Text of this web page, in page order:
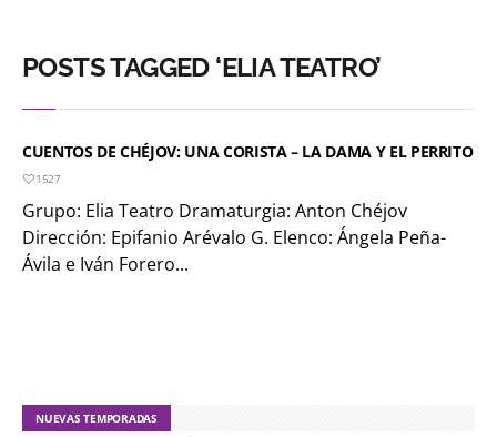
POSTS TAGGED ‘ELIA TEATRO’
CUENTOS DE CHÉJOV: UNA CORISTA – LA DAMA Y EL PERRITO
1527
Grupo: Elia Teatro Dramaturgia: Anton Chéjov
Dirección: Epifanio Arévalo G. Elenco: Ángela Peña-
Ávila e Iván Forero...
NUEVAS TEMPORADAS